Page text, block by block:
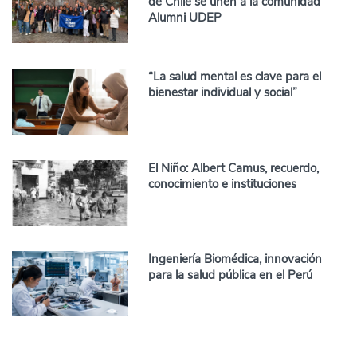
Alumni UDEP
“La salud mental es clave para el
bienestar individual y social”
El Niño: Albert Camus, recuerdo,
conocimiento e instituciones
Ingeniería Biomédica, innovación
para la salud pública en el Perú